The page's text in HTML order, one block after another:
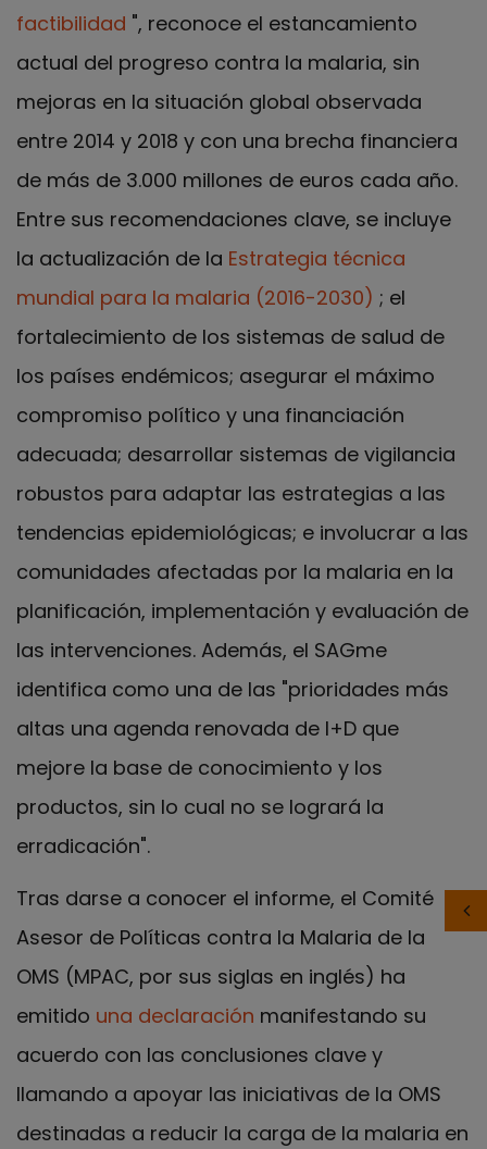
factibilidad ", reconoce el estancamiento
actual del progreso contra la malaria, sin
mejoras en la situación global observada
entre 2014 y 2018 y con una brecha financiera
de más de 3.000 millones de euros cada año.
Entre sus recomendaciones clave, se incluye
la actualización de la Estrategia técnica
mundial para la malaria (2016-2030) ; el
fortalecimiento de los sistemas de salud de
los países endémicos; asegurar el máximo
compromiso político y una financiación
adecuada; desarrollar sistemas de vigilancia
robustos para adaptar las estrategias a las
tendencias epidemiológicas; e involucrar a las
comunidades afectadas por la malaria en la
planificación, implementación y evaluación de
las intervenciones. Además, el SAGme
identifica como una de las "prioridades más
altas una agenda renovada de I+D que
mejore la base de conocimiento y los
productos, sin lo cual no se logrará la
erradicación".
Tras darse a conocer el informe, el Comité
Asesor de Políticas contra la Malaria de la
OMS (MPAC, por sus siglas en inglés) ha
emitido una declaración manifestando su
acuerdo con las conclusiones clave y
llamando a apoyar las iniciativas de la OMS
destinadas a reducir la carga de la malaria en